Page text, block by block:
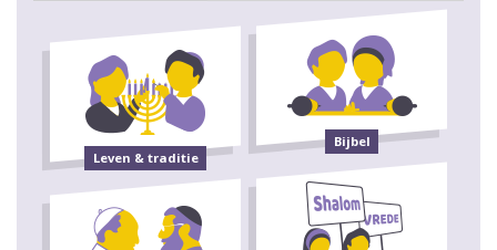
Leven & traditie
Bijbel